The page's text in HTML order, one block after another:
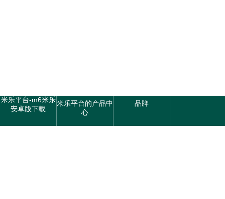
米乐平台-m6米乐
安卓版下载
米乐平台的产品中
心
品牌